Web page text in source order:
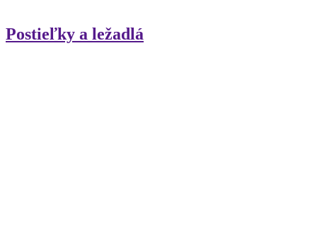
Postieľky a ležadlá